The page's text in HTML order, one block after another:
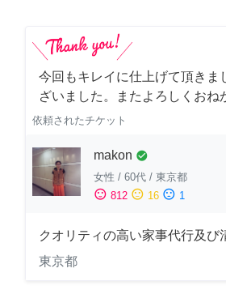
今回もキレイに仕上げて頂きま
ざいました。またよろしくおね
依頼されたチケット
makon check_circle
女性 / 60代 / 東京都
sentiment_satisfied 812 sentiment_neutral 16 sentiment_dissatisfied 1
クオリティの高い家事代行及び
東京都